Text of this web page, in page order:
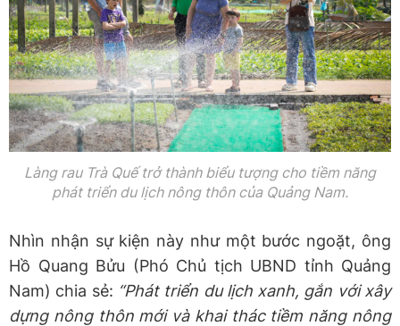
Làng rau Trà Quế trở thành biểu tượng cho tiềm năng
phát triển du lịch nông thôn của Quảng Nam.
Nhìn nhận sự kiện này như một bước ngoặt, ông
Hồ Quang Bửu (Phó Chủ tịch UBND tỉnh Quảng
Nam) chia sẻ: “Phát triển du lịch xanh, gắn với xây
dựng nông thôn mới và khai thác tiềm năng nông